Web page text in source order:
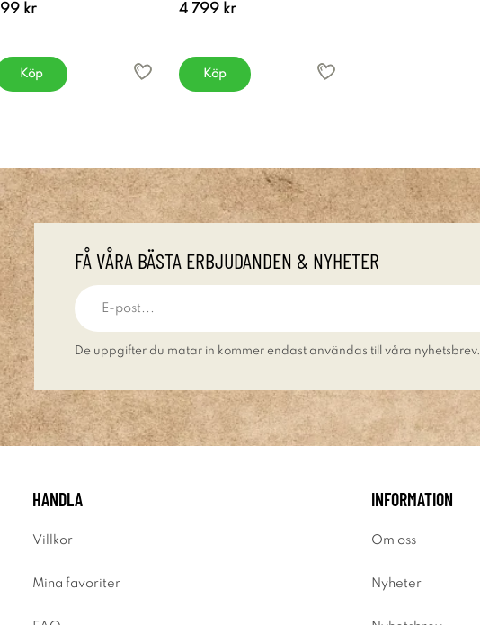
199 kr
Köp
4 799 kr
Köp
FÅ VÅRA BÄSTA ERBJUDANDEN & NYHETER
De uppgifter du matar in kommer endast användas till våra nyhetsbrev.
HANDLA
Villkor
Mina favoriter
INFORMATION
Om oss
Nyheter